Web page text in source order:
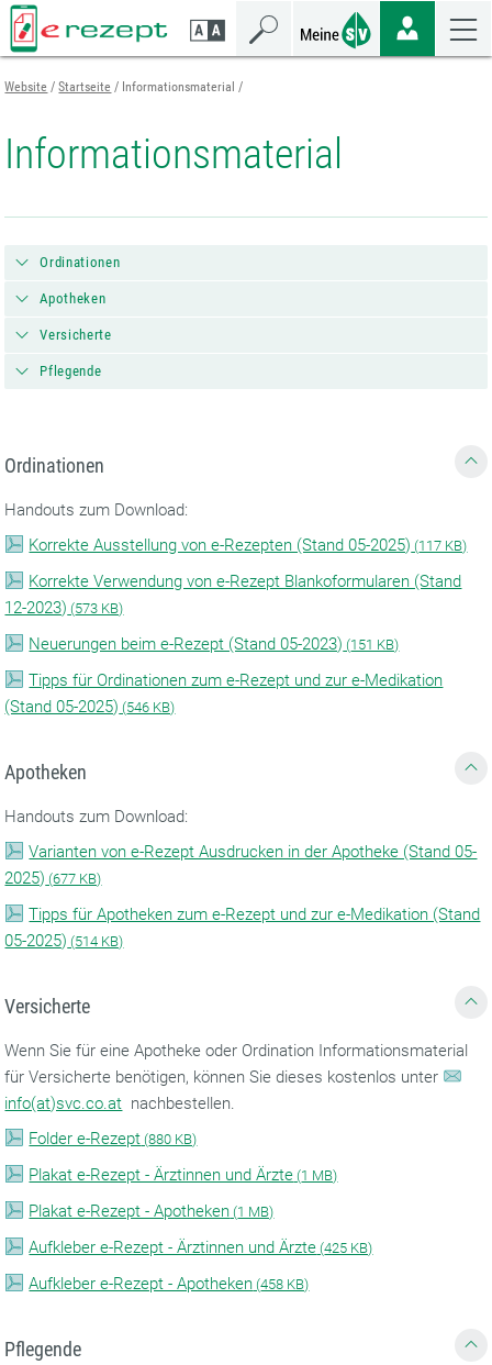
Zum
Seiteninhalt
springen
Zur
Navigation
springen
Zur
Mobilen
Navigation
springen
Website Startseite Informationsmaterial
Informationsmaterial
Ordinationen
Apotheken
Versicherte
Pflegende
Ordinationen
Handouts zum Download:
Korrekte Ausstellung von e-Rezepten (Stand 05-2025) (117 KB)
Korrekte Verwendung von e-Rezept Blankoformularen (Stand
12-2023) (573 KB)
Neuerungen beim e-Rezept (Stand 05-2023) (151 KB)
Tipps für Ordinationen zum e-Rezept und zur e-Medikation
(Stand 05-2025) (546 KB)
Apotheken
Handouts zum Download:
Varianten von e-Rezept Ausdrucken in der Apotheke (Stand 05-
2025) (677 KB)
Tipps für Apotheken zum e-Rezept und zur e-Medikation (Stand
05-2025) (514 KB)
Versicherte
Wenn Sie für eine Apotheke oder Ordination Informationsmaterial
für Versicherte benötigen, können Sie dieses kostenlos unter
info(at)svc.co.at nachbestellen.
Folder e-Rezept (880 KB)
Plakat e-Rezept - Ärztinnen und Ärzte (1 MB)
Plakat e-Rezept - Apotheken (1 MB)
Aufkleber e-Rezept - Ärztinnen und Ärzte (425 KB)
Aufkleber e-Rezept - Apotheken (458 KB)
Pflegende